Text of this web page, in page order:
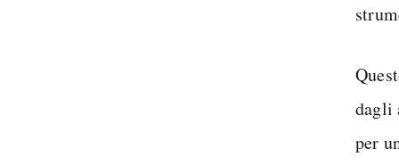
dagli
per